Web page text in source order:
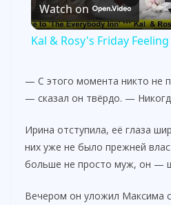
l
y
V
Watch on
Kal & Rosy's Friday Feeling
— С этого момента никто не
— сказал он твёрдо. —
Ирина отступила, её глаза
них уже не было прежней
больше не просто муж, он —
Вечером он уложил Максима